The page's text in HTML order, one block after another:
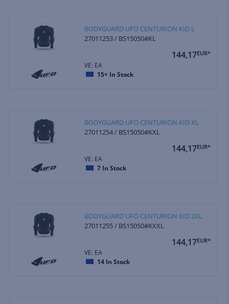
BODYGUARD UFO CENTURION KID L
27011253 / BS15050#KL
144,17EUR*
VE: EA
15+ In Stock
BODYGUARD UFO CENTURION KID XL
27011254 / BS15050#KXL
144,17EUR*
VE: EA
7 In Stock
BODYGUARD UFO CENTURION KID 2XL
27011255 / BS15050#KXXL
144,17EUR*
VE: EA
14 In Stock